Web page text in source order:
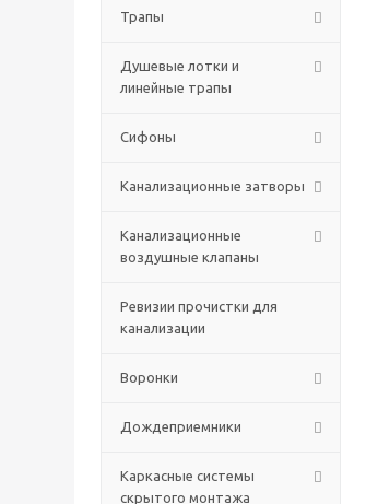
Трапы
Душевые лотки и
линейные трапы
Сифоны
Канализационные затворы
Канализационные
воздушные клапаны
Ревизии прочистки для
канализации
Воронки
Дождеприемники
Каркасные системы
скрытого монтажа